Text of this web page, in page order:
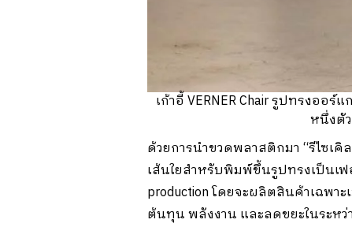
เก้าอี้ VERNER Chair รูปทรงออ
หนึ่งตั
ด้วยการนำขวดพลาสติกมา “รีไซเ
เส้นใยสำหรับพิมพ์ขึ้นรูปทรงเป็นเฟ
production โดยจะผลิตสินค้าเฉพา
ต้นทุน พลังงาน และลดขยะในระห